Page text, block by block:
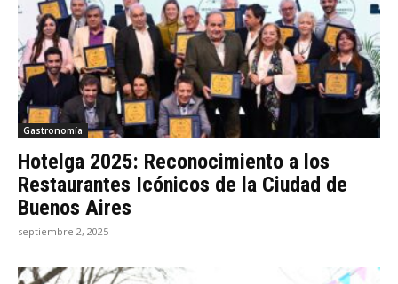
Gastronomía
Hotelga 2025: Reconocimiento a los
Restaurantes Icónicos de la Ciudad de
Buenos Aires
septiembre 2, 2025